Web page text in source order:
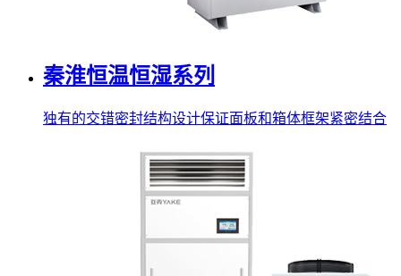
秦淮恒温恒湿系列
独有的交错密封结构设计保证面板和箱体框架紧密结合